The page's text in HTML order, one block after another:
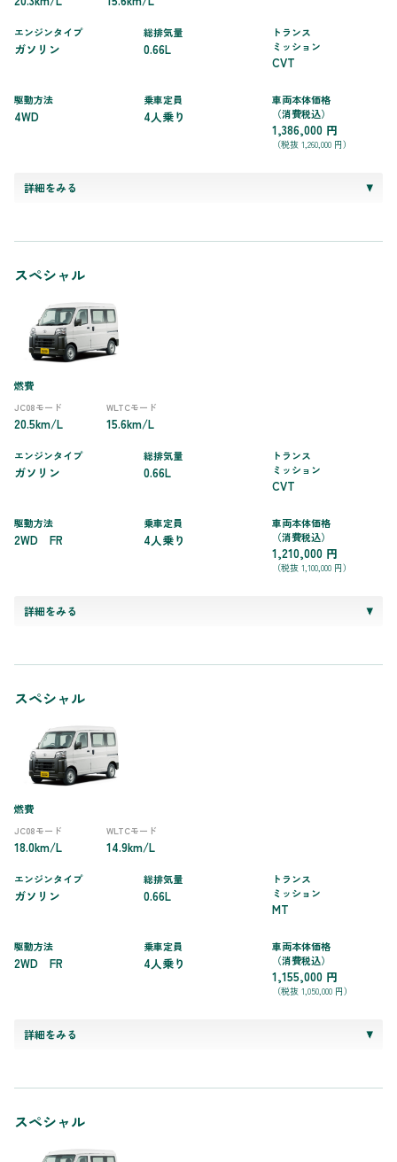
エンジンタイプ
ガソリン
総排気量
0.66L
トランス
ミッション
CVT
駆動方法
4WD
乗車定員
4人乗り
車両本体価格
（消費税込）
1,386,000 円
（税抜 1,260,000 円）
詳細をみる
スペシャル
燃費
JC08モード
20.5km/L
WLTCモード
15.6km/L
エンジンタイプ
ガソリン
総排気量
0.66L
トランス
ミッション
CVT
駆動方法
2WD FR
乗車定員
4人乗り
車両本体価格
（消費税込）
1,210,000 円
（税抜 1,100,000 円）
詳細をみる
スペシャル
燃費
JC08モード
18.0km/L
WLTCモード
14.9km/L
エンジンタイプ
ガソリン
総排気量
0.66L
トランス
ミッション
MT
駆動方法
2WD FR
乗車定員
4人乗り
車両本体価格
（消費税込）
1,155,000 円
（税抜 1,050,000 円）
詳細をみる
スペシャル